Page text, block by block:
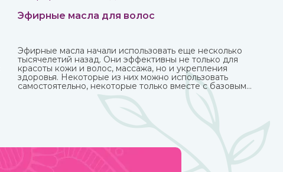
Эфирные масла для волос
Эфирные масла начали использовать еще несколько
тысячелетий назад. Они эффективны не только для
красоты кожи и волос, массажа, но и укрепления
здоровья. Некоторые из них можно использовать
самостоятельно, некоторые только вместе с базовым
маслом из-за весьма агрессивного действия. Купите
любые эфирные масла в интернет-магазине